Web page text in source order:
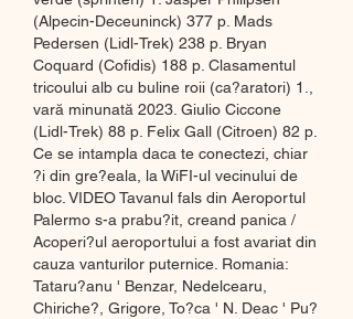
(Alpecin-Deceuninck) 377 p. Mads
Pedersen (Lidl-Trek) 238 p. Bryan
Coquard (Cofidis) 188 p. Clasamentul
tricoului alb cu buline roii (ca?aratori) 1.,
vară minunată 2023. Giulio Ciccone
(Lidl-Trek) 88 p. Felix Gall (Citroen) 82 p.
Ce se intampla daca te conectezi, chiar
?i din gre?eala, la WiFI-ul vecinului de
bloc. VIDEO Tavanul fals din Aeroportul
Palermo s-a prabu?it, creand panica /
Acoperi?ul aeroportului a fost avariat din
cauza vanturilor puternice. Romania:
Tataru?anu ' Benzar, Nedelcearu,
Chiriche?, Grigore, To?ca ' N. Deac ' Pu?